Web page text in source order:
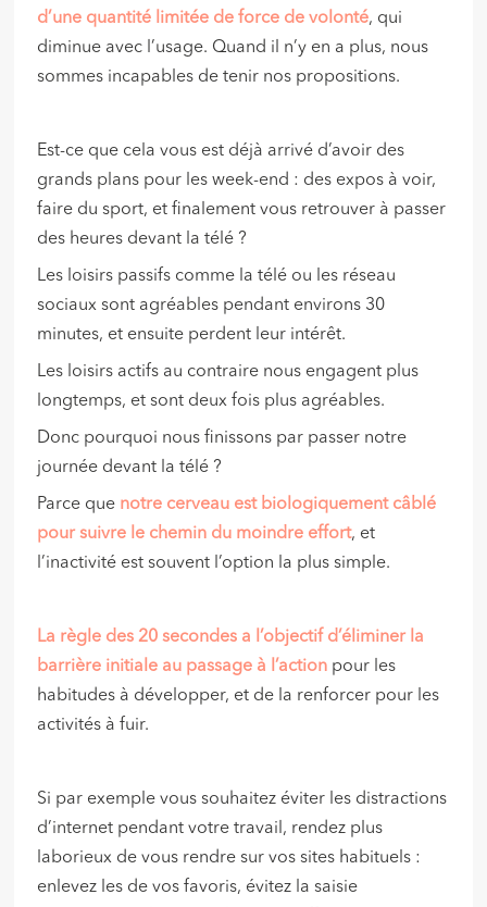
d’une quantité limitée de force de volonté, qui
diminue avec l’usage. Quand il n’y en a plus, nous
sommes incapables de tenir nos propositions.
Est-ce que cela vous est déjà arrivé d’avoir des
grands plans pour les week-end : des expos à voir,
faire du sport, et finalement vous retrouver à passer
des heures devant la télé ?
Les loisirs passifs comme la télé ou les réseau
sociaux sont agréables pendant environs 30
minutes, et ensuite perdent leur intérêt.
Les loisirs actifs au contraire nous engagent plus
longtemps, et sont deux fois plus agréables.
Donc pourquoi nous finissons par passer notre
journée devant la télé ?
Parce que notre cerveau est biologiquement câblé
pour suivre le chemin du moindre effort, et
l’inactivité est souvent l’option la plus simple.
La règle des 20 secondes a l’objectif d’éliminer la
barrière initiale au passage à l’action pour les
habitudes à développer, et de la renforcer pour les
activités à fuir.
Si par exemple vous souhaitez éviter les distractions
d’internet pendant votre travail, rendez plus
laborieux de vous rendre sur vos sites habituels :
enlevez les de vos favoris, évitez la saisie